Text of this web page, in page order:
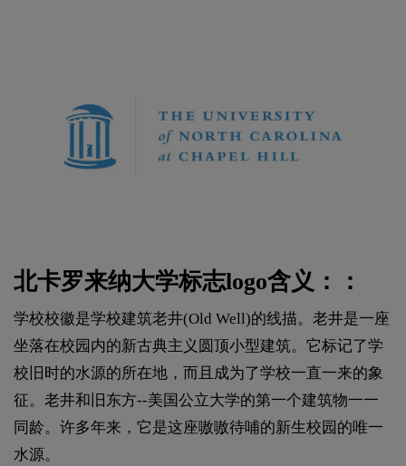
北卡罗来纳大学标志logo含义：：
学校校徽是学校建筑老井(Old Well)的线描。老井是一座
坐落在校园内的新古典主义圆顶小型建筑。它标记了学
校旧时的水源的所在地，而且成为了学校一直一来的象
征。老井和旧东方--美国公立大学的第一个建筑物一一
同龄。许多年来，它是这座嗷嗷待哺的新生校园的唯一
水源。